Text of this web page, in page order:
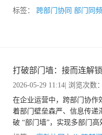
合” 到 “主动共生” 的协作升
标签： 跨部门协同 部门同
打破部门墙：接而连解
2026-05-29 11:14 | 浏览次数
在企业运营中，跨部门协作
着部门壁垒森严、信息传递
破 “部门墙”，实现多部门